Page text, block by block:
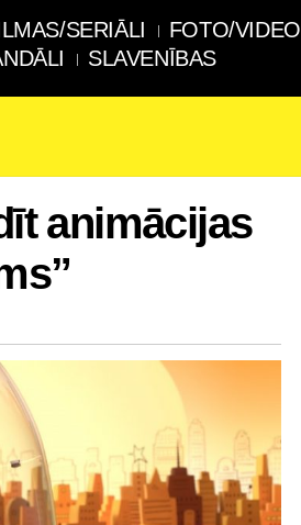
SERIĀLI FOTO/VIDEO
SLAVENĪBAS
animācijas